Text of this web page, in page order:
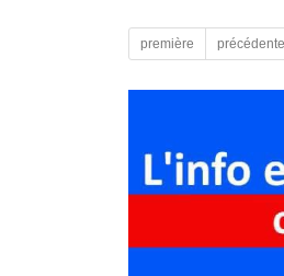
première précédente